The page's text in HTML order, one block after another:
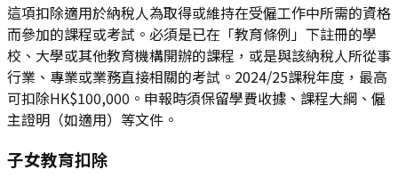
這項扣除適用於納稅人為取得或維持在受僱工作中所需的資格
而參加的課程或考試。必須是已在「教育條例」下註冊的學
校、大學或其他教育機構開辦的課程，或是與該納稅人所從事
行業、專業或業務直接相關的考試。2024/25課稅年度，最高
可扣除HK$100,000。申報時須保留學費收據、課程大綱、僱
主證明（如適用）等文件。
子女教育扣除